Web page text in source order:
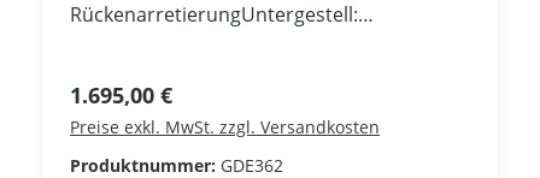
RückenarretierungUntergestell:
sehr guter Zustand ***
Regulärer Preis:
1.695,00 €
Preise exkl. MwSt. zzgl. Versandkosten
Produktnummer: GDE362